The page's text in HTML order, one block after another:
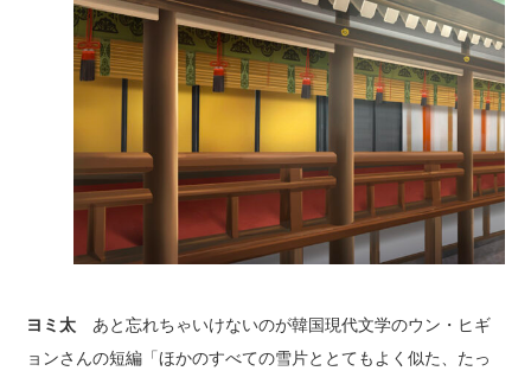
ヨミ太 あと忘れちゃいけないのが韓国現代文学のウン・ヒギ
ョンさんの短編「ほかのすべての雪片ととてもよく似た、たっ